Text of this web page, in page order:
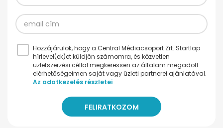
Hozzájárulok, hogy a Central Médiacsoport Zrt. Startlap
hírlevel(ek)et küldjön számomra, és közvetlen
üzletszerzési céllal megkeressen az általam megadott
elérhetőségeimen saját vagy üzleti partnerei ajánlatával.
Az adatkezelés részletei